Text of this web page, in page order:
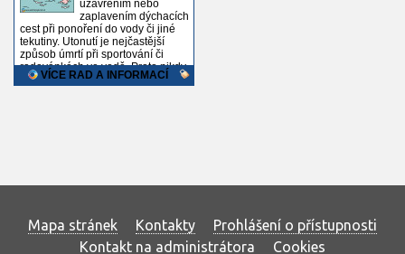
Mapa stránek Kontakty
Prohlášení o přístupnosti
Kontakt na administrátora
Cookies